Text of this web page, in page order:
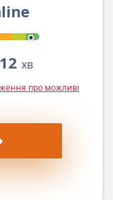
хв
про можливі